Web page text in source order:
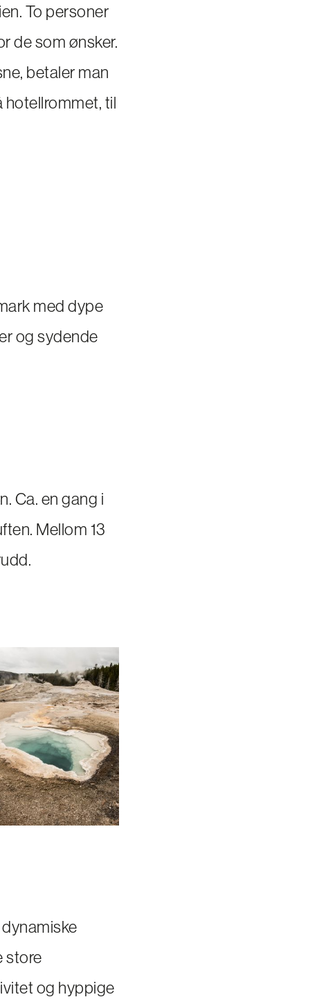
To personer
de som ønsker.
betaler man
hotellrommet, til
med dype
og sydende
Ca. en gang i
Mellom 13
store
og hyppige